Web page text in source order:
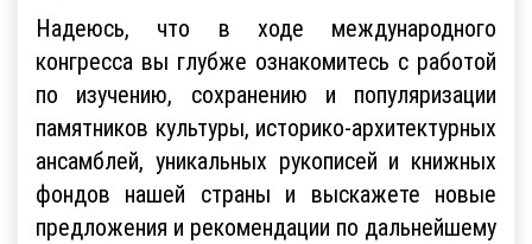
Надеюсь, что в ходе международного
конгресса вы глубже ознакомитесь с работой
по изучению, сохранению и популяризации
памятников культуры, историко-архитектурных
ансамблей, уникальных рукописей и книжных
фондов нашей страны и выскажете новые
предложения и рекомендации по дальнейшему